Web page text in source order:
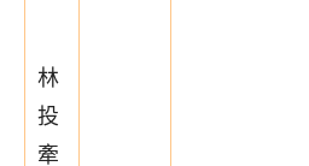
林
投
牽